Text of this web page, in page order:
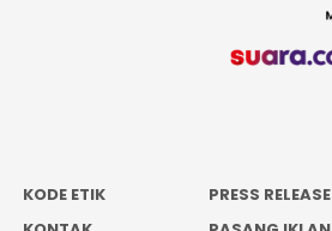
KODE ETIK
PRESS RELEASE